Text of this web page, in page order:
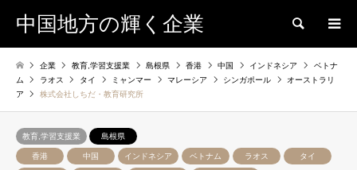
中国地方の輝く企業 検索
企業 教育,学習支援業 島根県 香港 中国 インドネシア
ベトナ
ム
ラオス タイ ミャンマー マレーシア シンガポール
オーストラリ
ア
株式会社しちだ・教育研究所
教育,学習支援業 島根県
香港 中国 インドネシア ベトナム ラオス タイ